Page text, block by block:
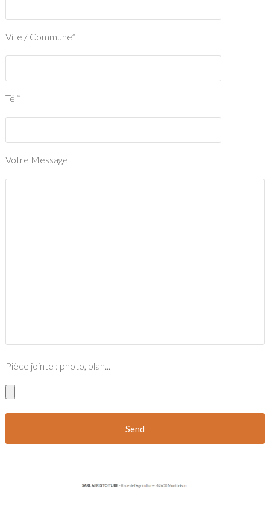
Ville / Commune*
Tél*
Votre Message
Pièce jointe : photo, plan...